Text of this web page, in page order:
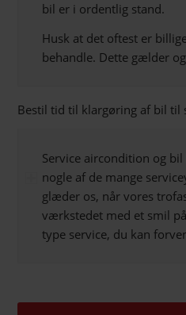
bil er i ordentlig stand.
Husk at det oftest er
behandle. Dette gælder
Bestil tid til klargøring af bil til
Service aircondition og
nogle af de mange
glæder os, når vores
værkstedet med et smil
type service, du kan